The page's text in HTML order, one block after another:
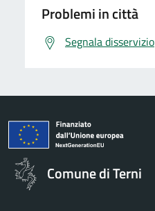
Problemi in città
Segnala disservizio
Comune di Terni